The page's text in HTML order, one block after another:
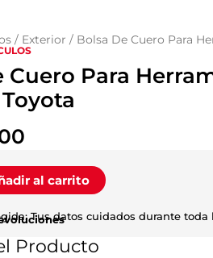
/ Exterior / Bolsa De Cuero Para
Cuero Para
al carrito
Tus datos cuidados durante toda
Producto